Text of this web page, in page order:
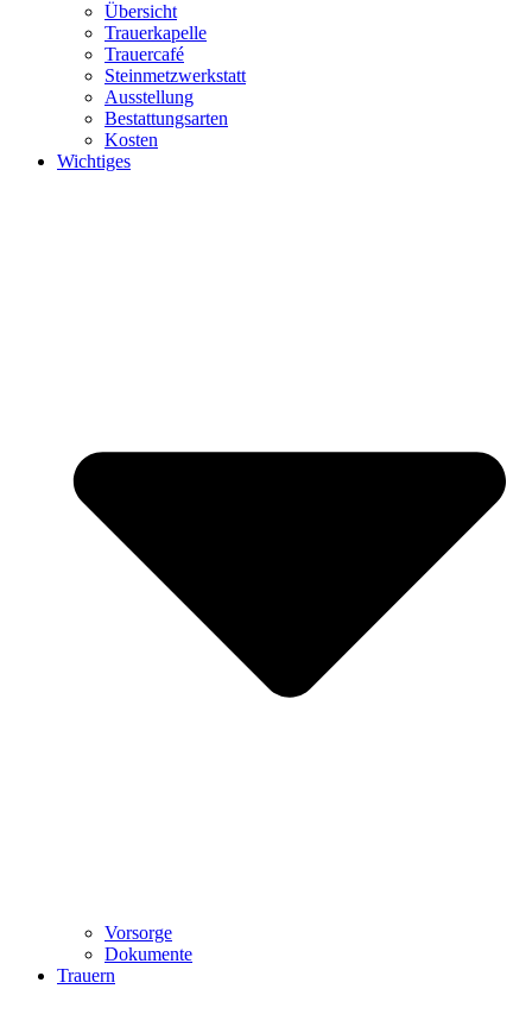
Übersicht
Trauerkapelle
Trauercafé
Steinmetzwerkstatt
Ausstellung
Bestattungsarten
Kosten
Wichtiges
Vorsorge
Dokumente
Trauern